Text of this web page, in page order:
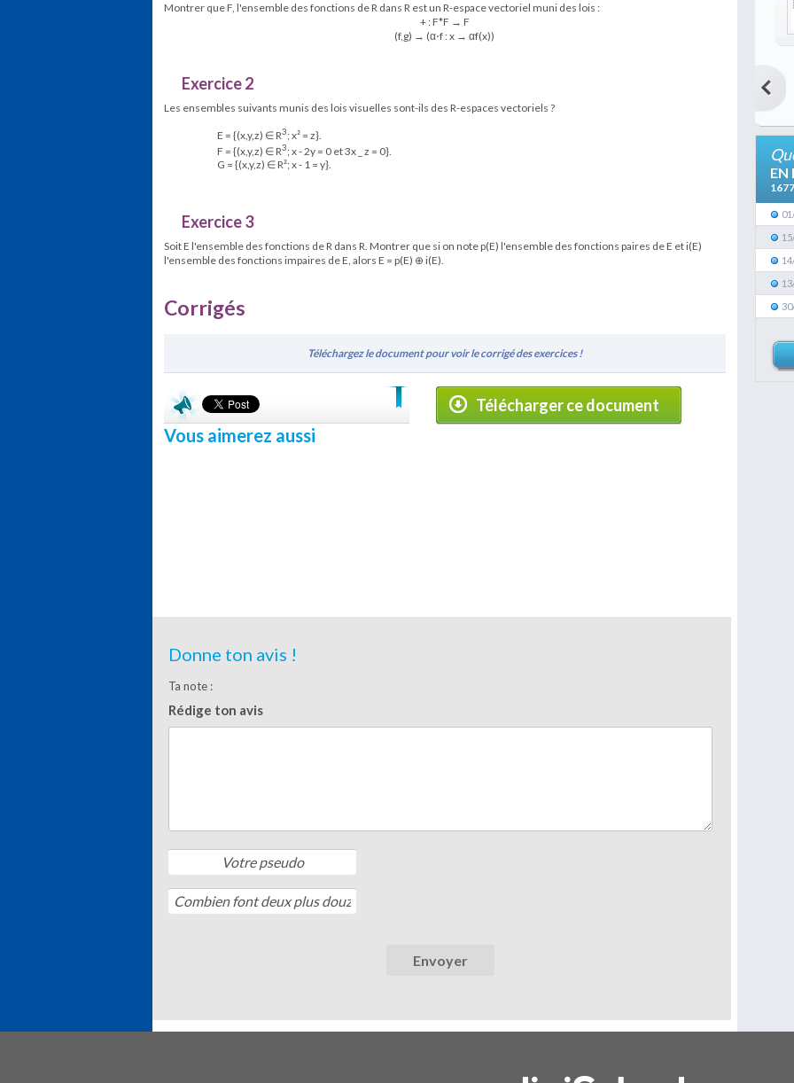
Montrer que F, l'ensemble des fonctions de R dans R est un R-espace vectoriel muni des lois :
+ : F*F → F
(f,g) → (α⋅f : x → αf(x))
Exercice 2
Les ensembles suivants munis des lois visuelles sont-ils des R-espaces vectoriels ?
E = {(x,y,z) ∈ R3; x² = z}.
F = {(x,y,z) ∈ R3; x - 2y = 0 et 3x _ z = 0}.
G = {(x,y,z) ∈ R²; x - 1 = y}.
Exercice 3
Soit E l'ensemble des fonctions de R dans R. Montrer que si on note p(E) l'ensemble des fonctions paires de E et i(E)
l'ensemble des fonctions impaires de E, alors E = p(E) ⊕ i(E).
Corrigés
Téléchargez le document pour voir le corrigé des exercices !
Télécharger ce document
Vous aimerez aussi
Donne ton avis !
Ta note :
Rédige ton avis
EN